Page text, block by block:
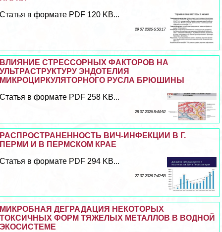
Статья в формате PDF 120 KB...
29 07 2026 6:50:17
ВЛИЯНИЕ СТРЕССОРНЫХ ФАКТОРОВ НА
УЛЬТРАСТРУКТУРУ ЭНДОТЕЛИЯ
МИКРОЦИРКУЛЯТОРНОГО РУСЛА БРЮШИНЫ
Статья в формате PDF 258 KB...
28 07 2026 8:44:52
РАСПРОСТРАНЕННОСТЬ ВИЧ-ИНФЕКЦИИ В Г.
ПЕРМИ И В ПЕРМСКОМ КРАЕ
Статья в формате PDF 294 KB...
27 07 2026 7:42:58
МИКРОБНАЯ ДЕГРАДАЦИЯ НЕКОТОРЫХ
ТОКСИЧНЫХ ФОРМ ТЯЖЕЛЫХ МЕТАЛЛОВ В ВОДНОЙ
ЭКОСИСТЕМЕ